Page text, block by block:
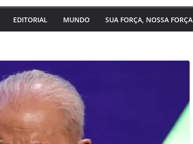
EDITORIAL MUNDO SUA FORÇA, NOSSA FORÇA